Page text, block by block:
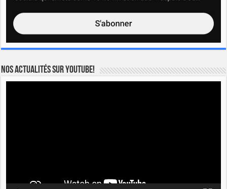
Nos actualités sur YOUTUBE!